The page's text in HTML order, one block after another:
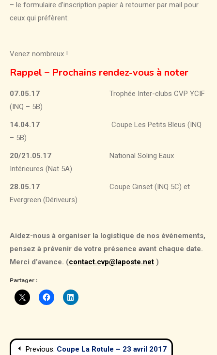
– le formulaire d’inscription papier à retourner par mail pour
ceux qui préfèrent.
Venez nombreux !
Rappel – Prochains rendez-vous à noter
07.05.17 Trophée Inter-clubs CVP YCIF
(INQ – 5B)
14.04.17 Coupe Les Petits Bleus (INQ
– 5B)
20/21.05.17
National Soling Eaux
Intérieures (Nat 5A)
28.05.17 Coupe Ginset (INQ 5C) et
Evergreen (Dériveurs)
Aidez-nous à organiser la logistique de nos événements,
pensez à prévenir de votre présence avant chaque date.
Merci d’avance. (contact.cvp@laposte.net )
Partager :
Navigation
Previous: Coupe La Rotule – 23 avril 2017